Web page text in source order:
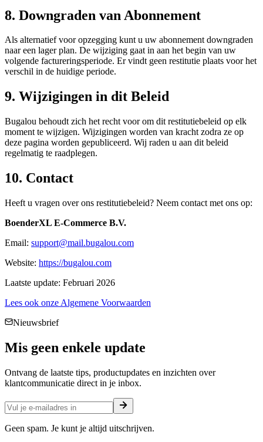
8. Downgraden van Abonnement
Als alternatief voor opzegging kunt u uw abonnement downgraden
naar een lager plan. De wijziging gaat in aan het begin van uw
volgende factureringsperiode. Er vindt geen restitutie plaats voor het
verschil in de huidige periode.
9. Wijzigingen in dit Beleid
Bugalou behoudt zich het recht voor om dit restitutiebeleid op elk
moment te wijzigen. Wijzigingen worden van kracht zodra ze op
deze pagina worden gepubliceerd. Wij raden u aan dit beleid
regelmatig te raadplegen.
10. Contact
Heeft u vragen over ons restitutiebeleid? Neem contact met ons op:
BoenderXL E-Commerce B.V.
Email: support@mail.bugalou.com
Website: https://bugalou.com
Laatste update: Februari 2026
Lees ook onze Algemene Voorwaarden
Nieuwsbrief
Mis geen enkele update
Ontvang de laatste tips, productupdates en inzichten over
klantcommunicatie direct in je inbox.
Geen spam. Je kunt je altijd uitschrijven.